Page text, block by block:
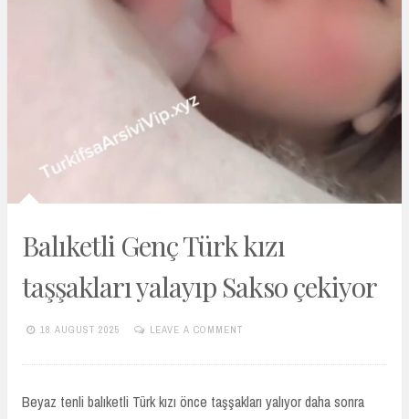
Balıketli Genç Türk kızı
taşşakları yalayıp Sakso çekiyor
18 AUGUST 2025
LEAVE A COMMENT
Beyaz tenli balıketli Türk kızı önce taşşakları yalıyor daha sonra